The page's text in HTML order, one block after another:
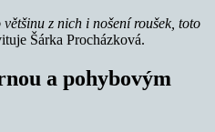
z nich i nošení roušek, toto
Šárka Procházková.
a pohybovým